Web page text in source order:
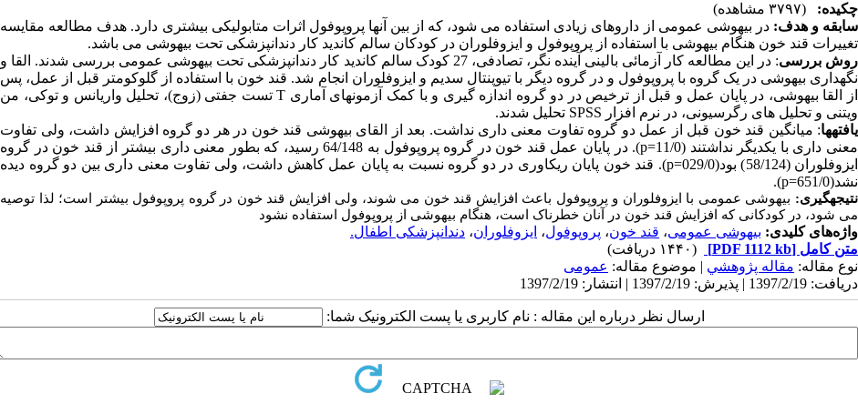
چکیده:
(۳۷۹۷ مشاهده)
سابقه و هدف: در بیهوشی عمومی از داروهای زیادی استفاده می شود، که از بین آنها پروپوفول اثرات متابولیکی بیشتری دارد. هدف مطالعه مقایسه
تغییرات قند خون هنگام بیهوشی با استفاده از پروپوفول و ایزوفلوران در کودکان سالم کاندید کار دندانپزشکی تحت بیهوشی می باشد.
روش بررسی
: در این مطالعه کار آزمائی بالینی آینده نگر، تصادفی، 27 کودک سالم کاندید کار دندانپزشکی تحت بیهوشی عمومی بررسی شدند. القا و
نگهداری بیهوشی در یک گروه با پروپوفول و در گروه دیگر با تیوپنتال سدیم و ایزوفلوران انجام شد. قند خون با استفاده از گلوکومتر قبل از عمل، پس
از القا بیهوشی، در پایان عمل و قبل از ترخیص در دو گروه اندازه گیری و با کمک آزمونهای آماری Tتست جفتی (زوج)، تحلیل واریانس و توکی، من
ویتنی و تحلیل های رگرسیونی، در نرم افزار SPSS تحلیل شدند.
یافته­ها: میانگین قند خون قبل از عمل دو گروه تفاوت معنی داری نداشت. بعد از القای بیهوشی قند خون در هر دو گروه افزایش داشت، ولی تفاوت
معنی داری با یکدیگر نداشتند (11/0=
p
). در پایان عمل قند خون در گروه پروپوفول به 64/148 رسید، که بطور معنی داری بیشتر از قند خون در گروه
ایزوفلوران (58/124) بود(029/0=
p). قند خون پایان ریکاوری در دو گروه نسبت به پایان عمل کاهش داشت، ولی تفاوت معنی داری بین دو گروه دیده
نشد(651/0=
p
).
نتیجه­گیری: بیهوشی عمومی با ایزوفلوران و پروپوفول باعث افزایش قند خون می شوند، ولی افزایش قند خون در گروه پروپوفول بیشتر است؛ لذا توصیه
می شود، در کودکانی که افزایش قند خون در آنان خطرناک است، هنگام بیهوشی از پروپوفول استفاده نشود
واژه‌های کلیدی: بیهوشی عمومی، قند خون، پروپوفول، ایزوفلوران، دندانپزشکی اطفال.
متن کامل [PDF 1112 kb]
(۱۴۴۰ دریافت)
نوع مقاله: مقاله پژوهشي | موضوع مقاله: عمومى
دریافت: 1397/2/19 | پذیرش: 1397/2/19 | انتشار: 1397/2/19
ارسال نظر درباره این مقاله : نام کاربری یا پست الکترونیک شما: